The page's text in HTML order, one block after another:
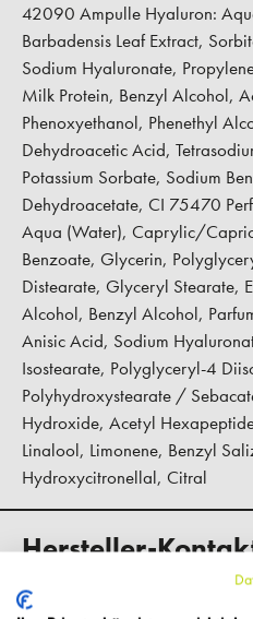
42090 Ampulle Hyaluron:
Barbadensis Leaf Extract,
Sodium Hyaluronate,
Milk Protein, Benzyl Alcohol,
Phenoxyethanol, Phenethyl
Dehydroacetic Acid,
Potassium Sorbate, Sodium
Dehydroacetate, CI 75470
Aqua (Water), Caprylic/
Benzoate, Glycerin,
Distearate, Glyceryl Stearate,
Alcohol, Benzyl Alcohol,
Anisic Acid, Sodium
Isostearate, Polyglyceryl-4
Polyhydroxystearate /
Hydroxide, Acetyl
Linalool, Limonene, Benzyl
Hydroxycitronellal, Citral
Hersteller-